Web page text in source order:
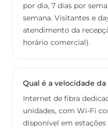
por dia, 7 dias por
semana. Visitantes e
atendimento da
horário comercial).
Qual é a velocidade
Internet de fibra
unidades, com Wi-Fi
disponível em estações